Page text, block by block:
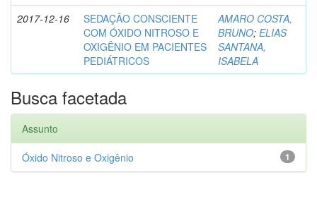
2017-12-16
SEDAÇÃO CONSCIENTE
COM ÓXIDO NITROSO E
OXIGÊNIO EM PACIENTES
PEDIÁTRICOS
AMARO COSTA,
BRUNO; ELIAS
SANTANA,
ISABELA
Busca facetada
Assunto
1
Óxido Nitroso e Oxigênio